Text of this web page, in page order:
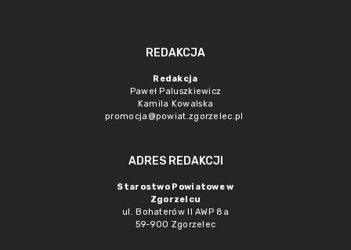
REDAKCJA
Redakcja
Paweł Paluszkiewicz
Kamila Kowalska
promocja@powiat.zgorzelec.pl
ADRES REDAKCJI
Starostwo Powiatowe w
Zgorzelcu
ul. Bohaterów II AWP 8a
59-900 Zgorzelec